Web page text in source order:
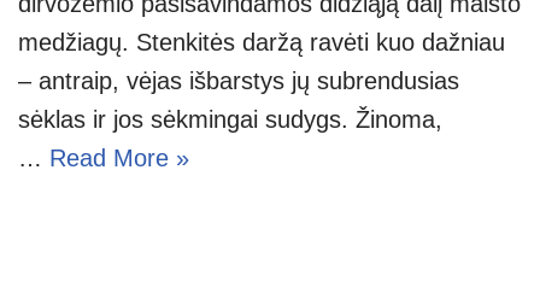
medžiagų. Stenkitės daržą ravėti kuo dažniau
– antraip, vėjas išbarstys jų subrendusias
sėklas ir jos sėkmingai sudygs. Žinoma,
… Read More »